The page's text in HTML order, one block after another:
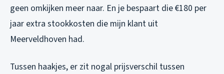
geen omkijken meer naar. En je bespaart die €180 per
jaar extra stookkosten die mijn klant uit
Meerveldhoven had.
Tussen haakjes, er zit nogal prijsverschil tussen